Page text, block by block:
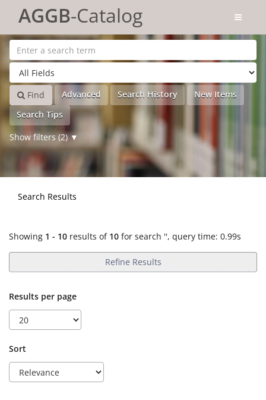
for search '
AGGB-Catalog
Find Advanced Search History
New Items
Search Tips
Show filters (2)
Search Results
Showing 1 - 10 results of 10 for search '', query time: 0.99s
Refine Results
Results per page
Sort